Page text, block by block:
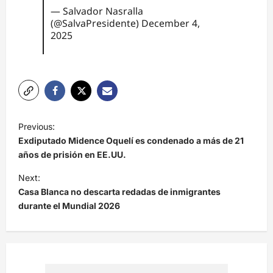
— Salvador Nasralla
(@SalvaPresidente) December 4,
2025
a
v
e
g
a
c
Previous:
Exdiputado Midence Oquelí es condenado a más de 21
años de prisión en EE.UU.
Next:
Casa Blanca no descarta redadas de inmigrantes
durante el Mundial 2026